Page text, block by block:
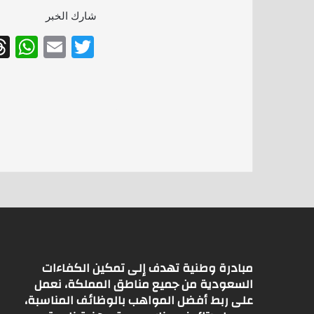
شارك الخبر
T
E
W
مبادرة وطنية تهدف إلى تمكين الكفاءات
السعودية من جميع مناطق المملكة، نعمل
على ربط أفضل المواهب بالوظائف المناسبة،